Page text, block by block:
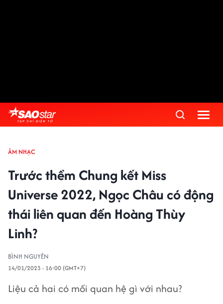
ÂM NHẠC
Trước thềm Chung kết Miss
Universe 2022, Ngọc Châu có động
thái liên quan đến Hoàng Thùy
Linh?
BÌNH NGUYÊN
14/01/2023 - 16:00 (GMT+7)
Liệu cả hai có mối quan hệ gì với nhau?